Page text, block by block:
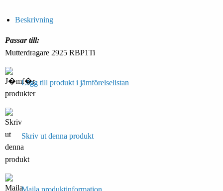
Beskrivning
Passar till:
Mutterdragare 2925 RBP1Ti
Lägg till produkt i jämförelselistan
Skriv ut denna produkt
Maila produktinformation